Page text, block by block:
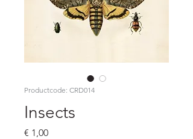
Productcode: CRD014
Insects
€ 1,00Prijs